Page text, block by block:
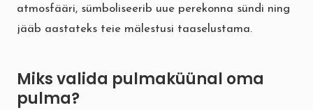
atmosfääri, sümboliseerib uue perekonna sündi ning
jääb aastateks teie mälestusi taaselustama.
Miks valida pulmaküünal oma
pulma?